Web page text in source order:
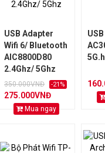
USB Adapter
Wifi 6/ Bluetooth
AIC8800D80
2.4Ghz/ 5Ghz
350.000VNĐ -21%
275.000VNĐ
Mua ngay